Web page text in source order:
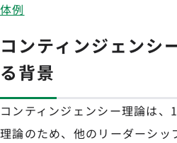
体例
コンティンジェンシ
る背景
コンティンジェンシー理論は
理論のため、他のリーダーシッ